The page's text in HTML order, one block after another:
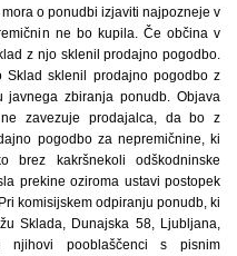
o ponudbi izjaviti najpozneje v
ne bo kupila. Če občina v
z njo sklenil prodajno pogodbo.
sklenil prodajno pogodbo z
javnega zbiranja ponudb. Objava
zavezuje prodajalca, da bo z
pogodbo za nepremičnine, ki
brez kakršnekoli odškodninske
prekine oziroma ustavi postopek
komisijskem odpiranju ponudb, ki
Sklada, Dunajska 58, Ljubljana,
njihovi pooblaščenci s pisnim